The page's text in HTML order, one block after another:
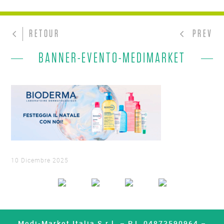
RETOUR PREV
BANNER-EVENTO-MEDIMARKET
10 Dicembre 2025